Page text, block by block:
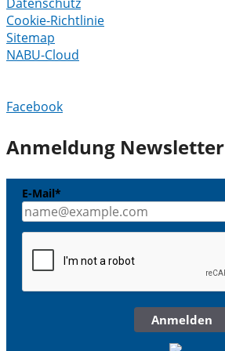
Cookie-Richtlinie
Sitemap
NABU-Cloud
Facebook
Anmeldung Newsletter
E-Mail*
Anmelden